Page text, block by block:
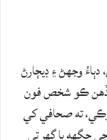
وجهڻ ۽ ڊيڄارڻ
ڪو شخص فون
ته صحافي کي
جڳهه يا گهر تي